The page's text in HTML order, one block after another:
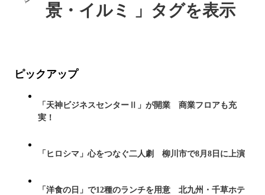
景・イルミ 」タグを表示
ピックアップ
「天神ビジネスセンターⅡ」が開業 商業フロアも充
実！
「ヒロシマ」心をつなぐ二人劇 柳川市で8月8日に上演
「洋食の日」で12種のランチを用意 北九州・千草ホテ